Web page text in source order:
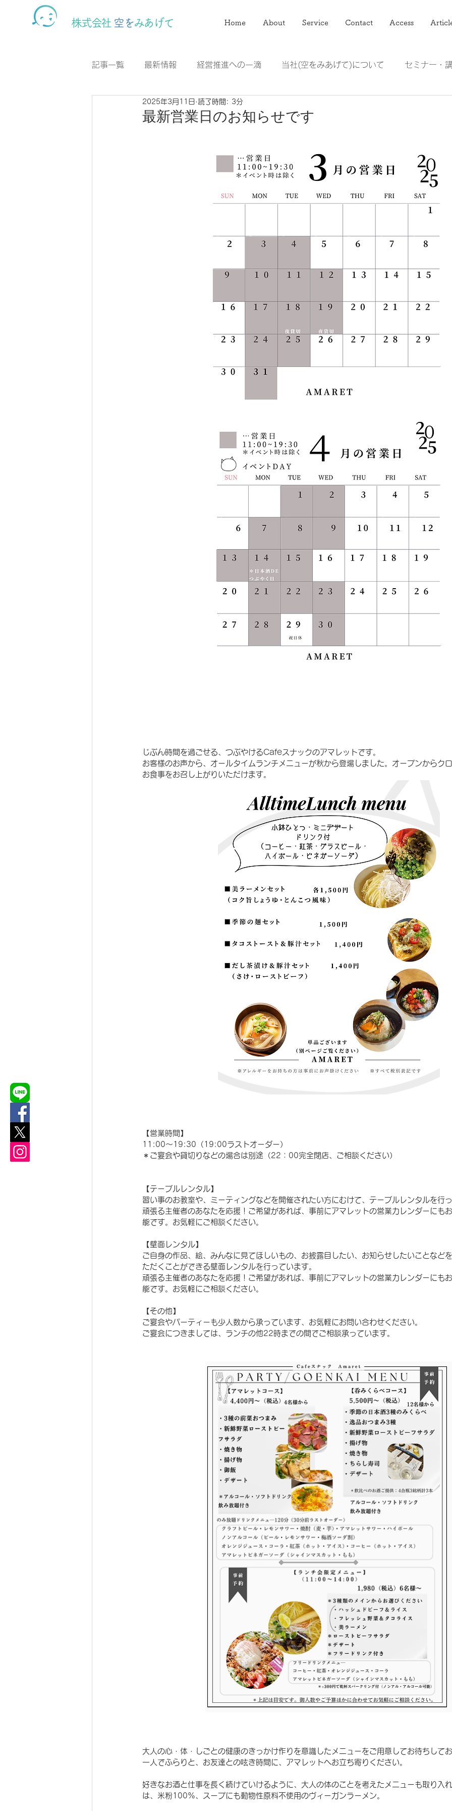
株式会社 空をみあげて Home About Service Contact Access
記事一覧 最新情報 経営推進への一滴 当社(空をみあげて)について セミナー・
CSR活動 カフェスナックアマレット
最新営業日のお知らせです
2025年3月11日 読了時間: 3分
じぶん時間を過ごせる、つぶやけるCafeスナックのアマレットです。
お客様のお声から、オールタイムランチメニューが秋から登場しました。オープンからク
お食事をお召し上がりいただけます。
【営業時間】
11:00～19:30（19:00ラストオーダー）
＊ご宴会や貸切りなどの場合は別途（22：00完全閉店、ご相談ください）
【テーブルレンタル】
習い事のお教室や、ミーティングなどを開催されたい方にむけて、テーブルレンタルを行っ
頑張る主催者のあなたを応援！ご希望があれば、事前にアマレットの営業カレンダーにも
能です。お気軽にご相談ください。
【壁面レンタル】
ご自身の作品、絵、みんなに見てほしいもの、お披露目したい、お知らせしたいことなど
ただくことができる壁面レンタルを行っています。
頑張る主催者のあなたを応援！ご希望があれば、事前にアマレットの営業カレンダーにも
能です。お気軽にご相談ください。
【その他】
ご宴会やパーティーも少人数から承っています、お気軽にお問い合わせください。
ご宴会につきましては、ランチの他22時までの間でご相談承っています。
大人の心・体・しごとの健康のきっかけ作りを意識したメニューをご用意してお待ちしてお
一人でふらりと、お友達との呟き時間に、アマレットへお立ち寄りください。
好きなお酒と仕事を長く続けていけるように、大人の体のことを考えたメニューも取り入
は、米粉100%、スープにも動物性原料不使用のヴィーガンラーメン。